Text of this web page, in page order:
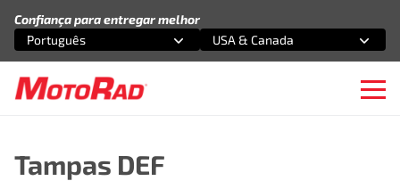
Confiança para entregar melhor
Selecione uma opção
Português
Selecione uma opção
USA & Canada
Tampas DEF